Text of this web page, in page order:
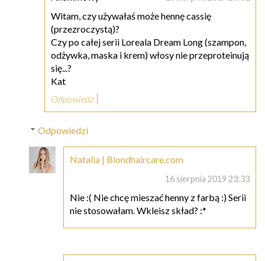
Witam, czy używałaś może hennę cassię
(przezroczystą)?
Czy po całej serii Loreala Dream Long (szampon,
odżywka, maska i krem) włosy nie przeproteinują
się...?
Kat
Odpowiedz
Odpowiedzi
Natalia | Blondhaircare.com
16 sierpnia 2019 23:33
Nie :( Nie chcę mieszać henny z farbą :) Serii
nie stosowałam. Wkleisz skład? :*